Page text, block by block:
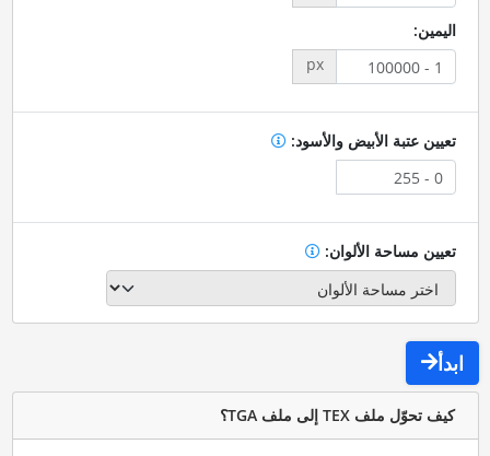
اليمين:
px
تعيين عتبة الأبيض والأسود:
تعيين مساحة الألوان:
ابدأ
كيف تحوّل ملف TEX إلى ملف TGA؟